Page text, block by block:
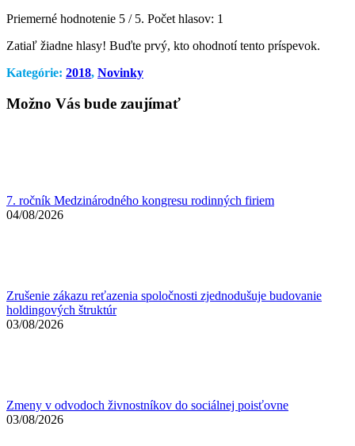
Priemerné hodnotenie 5 / 5. Počet hlasov: 1
Zatiaľ žiadne hlasy! Buďte prvý, kto ohodnotí tento príspevok.
Kategórie: 2018, Novinky
Možno Vás bude zaujímať
7. ročník Medzinárodného kongresu rodinných firiem
04/08/2026
Zrušenie zákazu reťazenia spoločnosti zjednodušuje budovanie
holdingových štruktúr
03/08/2026
Zmeny v odvodoch živnostníkov do sociálnej poisťovne
03/08/2026